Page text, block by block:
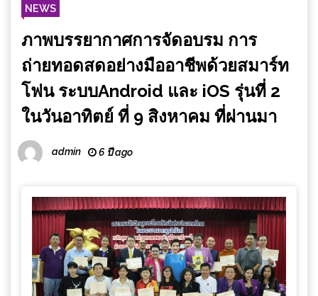
NEWS
ภาพบรรยากาศการจัดอบรม การ
ถ่ายทอดสดอย่างมืออาชีพด้วยสมาร์ท
โฟน ระบบAndroid และ iOS รุ่นที่ 2
ในวันอาทิตย์ ที่ 9 สิงหาคม ที่ผ่านมา
admin 6 ปี ago